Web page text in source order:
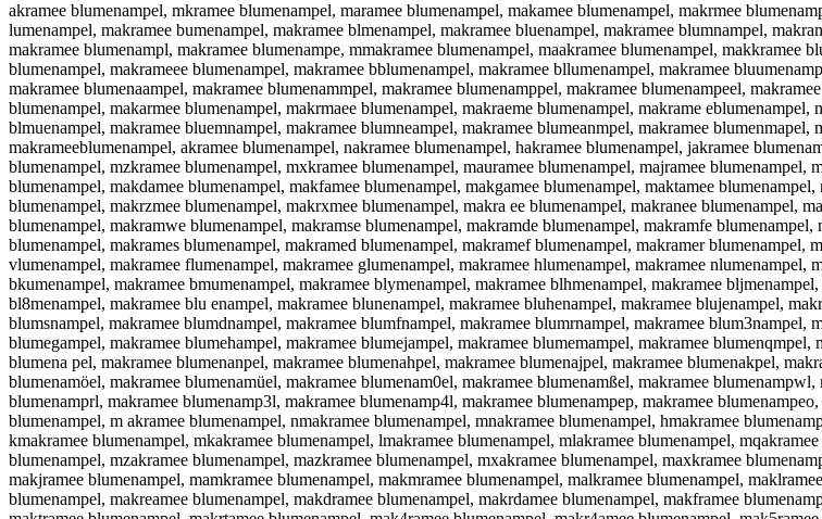
akramee blumenampel, mkramee blumenampel, maramee blumenampel, makamee blumenampel, makrmee
lumenampel, makramee bumenampel, makramee blmenampel, makramee bluenampel, makramee blumnampel,
makramee blumenampl, makramee blumenampe, mmakramee blumenampel, maakramee blumenampel, makkramee
blumenampel, makrameee blumenampel, makramee bblumenampel, makramee bllumenampel, makramee
makramee blumenaampel, makramee blumenammpel, makramee blumenamppel, makramee blumenampeel,
blumenampel, makarmee blumenampel, makrmaee blumenampel, makraeme blumenampel, makrame
blmuenampel, makramee bluemnampel, makramee blumneampel, makramee blumeanmpel, makramee
makrameeblumenampel, akramee blumenampel, nakramee blumenampel, hakramee blumenampel, jakramee
blumenampel, mzkramee blumenampel, mxkramee blumenampel, mauramee blumenampel, majramee blumenampel,
blumenampel, makdamee blumenampel, makfamee blumenampel, makgamee blumenampel, maktamee
blumenampel, makrzmee blumenampel, makrxmee blumenampel, makra ee blumenampel, makranee blumenampel,
blumenampel, makramwe blumenampel, makramse blumenampel, makramde blumenampel, makramfe
blumenampel, makrames blumenampel, makramed blumenampel, makramef blumenampel, makramer blumenampel,
vlumenampel, makramee flumenampel, makramee glumenampel, makramee hlumenampel, makramee nlumenampel,
bkumenampel, makramee bmumenampel, makramee blymenampel, makramee blhmenampel, makramee
bl8menampel, makramee blu enampel, makramee blunenampel, makramee bluhenampel, makramee blujenampel,
blumsnampel, makramee blumdnampel, makramee blumfnampel, makramee blumrnampel, makramee blum3nampel,
blumegampel, makramee blumehampel, makramee blumejampel, makramee blumemampel, makramee
blumena pel, makramee blumenanpel, makramee blumenahpel, makramee blumenajpel, makramee blumenakpel,
blumenamöel, makramee blumenamüel, makramee blumenam0el, makramee blumenamßel, makramee
blumenamprl, makramee blumenamp3l, makramee blumenamp4l, makramee blumenampep, makramee
blumenampel, m akramee blumenampel, nmakramee blumenampel, mnakramee blumenampel, hmakramee
kmakramee blumenampel, mkakramee blumenampel, lmakramee blumenampel, mlakramee blumenampel,
blumenampel, mzakramee blumenampel, mazkramee blumenampel, mxakramee blumenampel, maxkramee
makjramee blumenampel, mamkramee blumenampel, makmramee blumenampel, malkramee blumenampel,
blumenampel, makreamee blumenampel, makdramee blumenampel, makrdamee blumenampel, makframee